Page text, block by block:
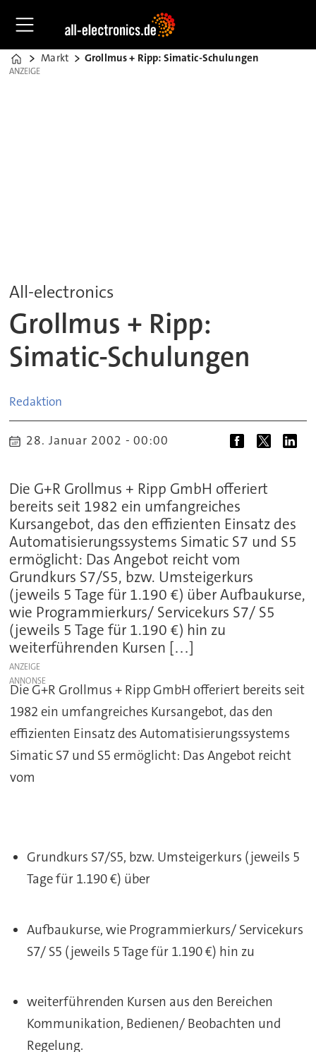
Home
Markt Grollmus + Ripp: Simatic-Schulungen
ANZEIGE
ANZEIGE
All-electronics
Grollmus + Ripp:
Simatic-Schulungen
Redaktion
28. Januar 2002 - 00:00
Die G+R Grollmus + Ripp GmbH offeriert
bereits seit 1982 ein umfangreiches
Kursangebot, das den effizienten Einsatz des
Automatisierungssystems Simatic S7 und S5
ermöglicht: Das Angebot reicht vom
Grundkurs S7/S5, bzw. Umsteigerkurs
(jeweils 5 Tage für 1.190 €) über Aufbaukurse,
wie Programmierkurs/ Servicekurs S7/ S5
(jeweils 5 Tage für 1.190 €) hin zu
weiterführenden Kursen […]
ANZEIGE
Die G+R Grollmus + Ripp GmbH offeriert bereits seit
1982 ein umfangreiches Kursangebot, das den
effizienten Einsatz des Automatisierungssystems
Simatic S7 und S5 ermöglicht: Das Angebot reicht
vom
Grundkurs S7/S5, bzw. Umsteigerkurs (jeweils 5
Tage für 1.190 €) über
Aufbaukurse, wie Programmierkurs/ Servicekurs
S7/ S5 (jeweils 5 Tage für 1.190 €) hin zu
weiterführenden Kursen aus den Bereichen
Kommunikation, Bedienen/ Beobachten und
Regelung.